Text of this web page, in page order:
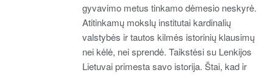
gyvavimo metus tinkamo dėmesio neskyrė.
Atitinkamų mokslų institutai kardinalių
valstybės ir tautos kilmės istorinių klausimų
nei kėlė, nei sprendė. Taikstėsi su Lenkijos
Lietuvai primesta savo istorija. Štai, kad ir